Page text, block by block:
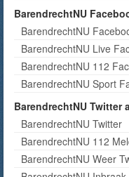
BarendrechtNU
BarendrechtNU
BarendrechtNU Live
BarendrechtNU 112
BarendrechtNU Sport
BarendrechtNU Twitter
BarendrechtNU Twitter
BarendrechtNU 112
BarendrechtNU Weer